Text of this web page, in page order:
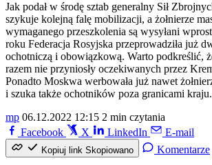
Jak podał w środę sztab generalny Sił
szykuje kolejną falę mobilizacji, a żołnierze
wymaganego przeszkolenia są wysyłani
roku Federacja Rosyjska przeprowadziła już
ochotniczą i obowiązkową. Warto podkreślić,
razem nie przyniosły oczekiwanych przez
Ponadto Moskwa werbowała już nawet
i szuka także ochotników poza granicami kraju.
mp 06.12.2022 12:15 2 min czytania
Facebook
X LinkedIn E-mail
Kopiuj link Skopiowano Komentarze